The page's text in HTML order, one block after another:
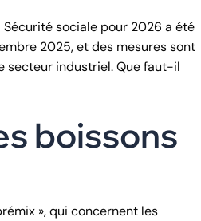
sociale pour 2026 a été
2025, et des mesures sont
secteur industriel. Que faut-il
boissons
», qui concernent les